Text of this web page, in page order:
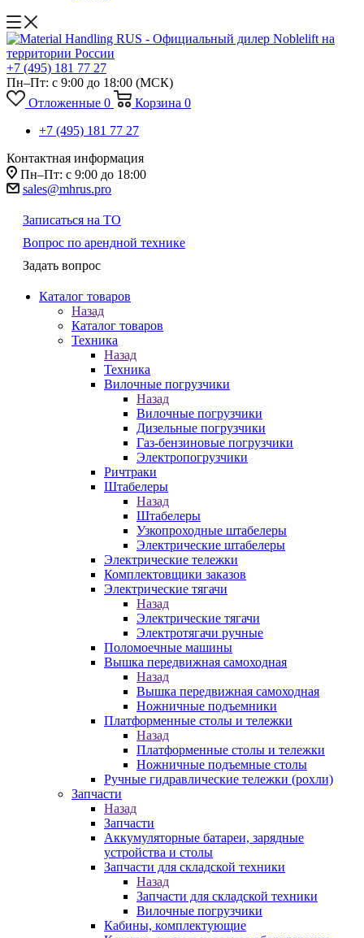
+7 (495) 181 77 27
Пн–Пт: с 9:00 до 18:00 (МСК)
Отложенные 0 Корзина 0
+7 (495) 181 77 27
Контактная информация
Пн–Пт: с 9:00 до 18:00
sales@mhrus.pro
Записаться на ТО
Вопрос по арендной технике
Задать вопрос
Каталог товаров
Назад
Каталог товаров
Техника
Назад
Техника
Вилочные погрузчики
Назад
Вилочные погрузчики
Дизельные погрузчики
Газ-бензиновые погрузчики
Электропогрузчики
Ричтраки
Штабелеры
Назад
Штабелеры
Узкопроходные штабелеры
Электрические штабелеры
Электрические тележки
Комплектовщики заказов
Электрические тягачи
Назад
Электрические тягачи
Электротягачи ручные
Поломоечные машины
Вышка передвижная самоходная
Назад
Вышка передвижная самоходная
Ножничные подъемники
Платформенные столы и тележки
Назад
Платформенные столы и тележки
Ножничные подъемные столы
Ручные гидравлические тележки (рохли)
Запчасти
Назад
Запчасти
Аккумуляторные батареи, зарядные
устройства и столы
Запчасти для складской техники
Назад
Запчасти для складской техники
Вилочные погрузчики
Кабины, комплектующие